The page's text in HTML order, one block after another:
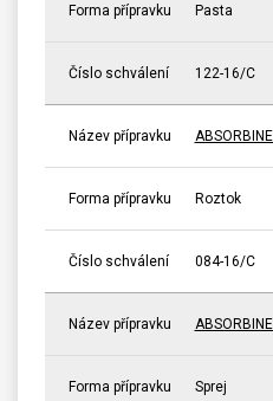
Forma přípravku Pasta
Číslo schválení 122-16/C
Název přípravku
Forma přípravku Roztok
Číslo schválení 084-16/C
Název přípravku
Forma přípravku Sprej